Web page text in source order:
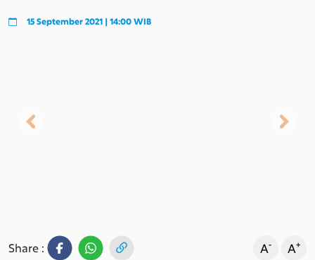
15 September 2021 | 14:00 WIB
Previous Next
Share : A- A+